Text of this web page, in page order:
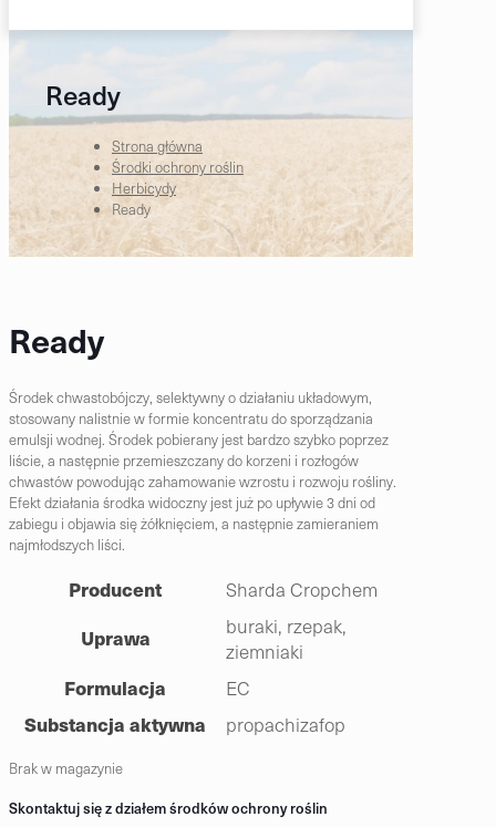
Ready
Strona główna
Środki ochrony roślin
Herbicydy
Ready
Ready
Środek chwastobójczy, selektywny o działaniu układowym,
stosowany nalistnie w formie koncentratu do sporządzania
emulsji wodnej. Środek pobierany jest bardzo szybko poprzez
liście, a następnie przemieszczany do korzeni i rozłogów
chwastów powodując zahamowanie wzrostu i rozwoju rośliny.
Efekt działania środka widoczny jest już po upływie 3 dni od
zabiegu i objawia się żółknięciem, a następnie zamieraniem
najmłodszych liści.
Producent Sharda Cropchem
Uprawa
buraki, rzepak,
ziemniaki
Formulacja EC
Substancja aktywna propachizafop
Brak w magazynie
Skontaktuj się z działem środków ochrony roślin